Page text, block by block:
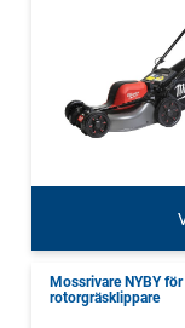
Mossrivare NYBY för
rotorgräsklippare